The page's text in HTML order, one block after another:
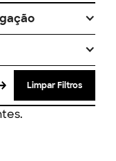
Limpar Filtros